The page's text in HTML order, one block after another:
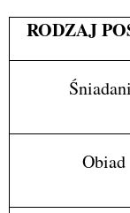
RODZAJ
Obiad